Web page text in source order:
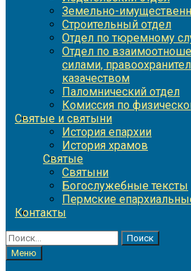
Земельно-
Строительный отдел
Отдел по тюремному
Отдел по
силами,
казачеством
Паломнический отдел
Комиссия по
Святые и святыни
История епархии
История храмов
Святые
Святыни
Богослужебные тексты
Пермские
Контакты
Найти:
Меню